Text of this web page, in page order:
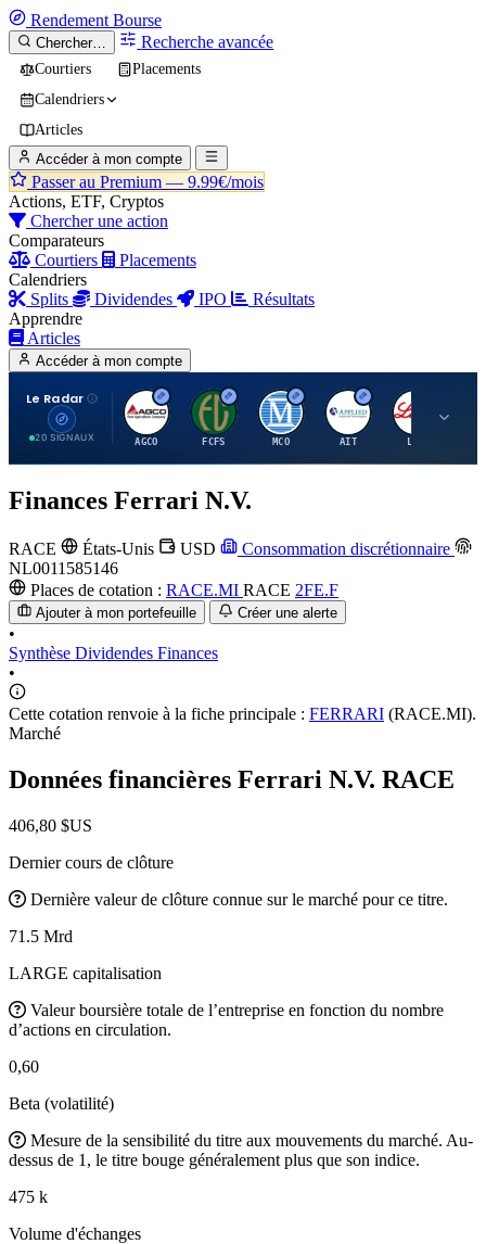
Rendement Bourse
Chercher… Recherche avancée
Courtiers
Placements
Calendriers
Articles
Accéder à mon compte
Passer au Premium — 9.99€/mois
Actions, ETF, Cryptos
Chercher une action
Comparateurs
Courtiers
Placements
Calendriers
Splits
Dividendes IPO
Résultats
Apprendre
Articles
Accéder à mon compte
Le Radar
20 SIGNAUX
A
AGCO
F
FCFS
M
MCO
A
AIT
Finances Ferrari N.V.
RACE États-Unis USD
Consommation discrétionnaire
NL0011585146
Places de cotation : RACE.MI RACE 2FE.F
Ajouter à mon portefeuille Créer une alerte
•
Synthèse Dividendes Finances
•
Cette cotation renvoie à la fiche principale : FERRARI (RACE.MI).
Marché
Données financières Ferrari N.V. RACE
406,80 $US
Dernier cours de clôture
Dernière valeur de clôture connue sur le marché pour ce titre.
71.5 Mrd
LARGE capitalisation
Valeur boursière totale de l’entreprise en fonction du nombre
d’actions en circulation.
0,60
Beta (volatilité)
Mesure de la sensibilité du titre aux mouvements du marché. Au-
dessus de 1, le titre bouge généralement plus que son indice.
475 k
Volume d'échanges